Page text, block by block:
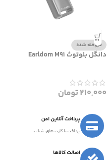
فروخته شده
دانگل بلوتوث Earldom M91
210,000تومان
پرداخت آنلاین امن
پرداخت با کارت های شتاب
اصالت کالاها